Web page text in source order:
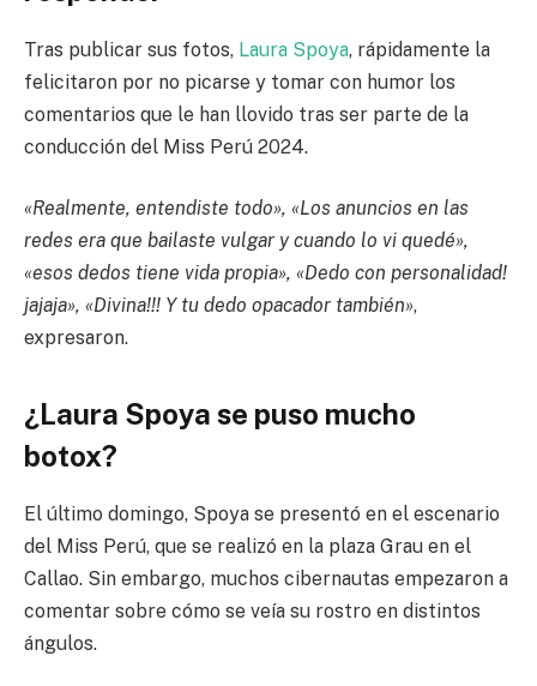
Tras publicar sus fotos, Laura Spoya, rápidamente la
felicitaron por no picarse y tomar con humor los
comentarios que le han llovido tras ser parte de la
conducción del Miss Perú 2024.
«Realmente, entendiste todo», «Los anuncios en las
redes era que bailaste vulgar y cuando lo vi quedé»,
«esos dedos tiene vida propia», «Dedo con personalidad!
jajaja», «Divina!!! Y tu dedo opacador también»,
expresaron.
¿Laura Spoya se puso mucho
botox?
El último domingo, Spoya se presentó en el escenario
del Miss Perú, que se realizó en la plaza Grau en el
Callao. Sin embargo, muchos cibernautas empezaron a
comentar sobre cómo se veía su rostro en distintos
ángulos.